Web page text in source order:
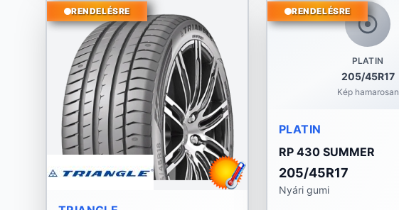
RENDELÉSRE
PLATIN
205/45R17
Kép hamarosan
RENDELÉSRE
PLATIN
RP 430 SUMMER
205/45R17
Nyári gumi